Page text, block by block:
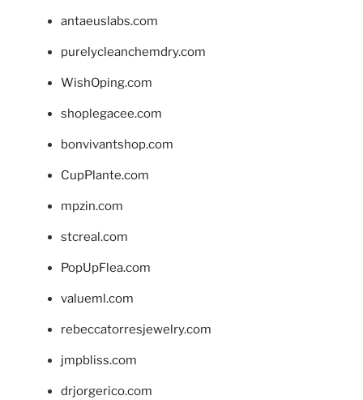
antaeuslabs.com
purelycleanchemdry.com
WishOping.com
shoplegacee.com
bonvivantshop.com
CupPlante.com
mpzin.com
stcreal.com
PopUpFlea.com
valueml.com
rebeccatorresjewelry.com
jmpbliss.com
drjorgerico.com